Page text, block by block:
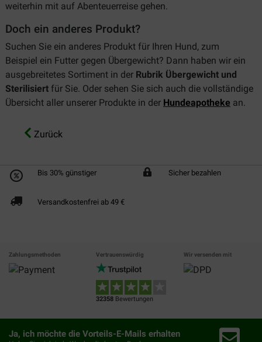
weiterhin mit auf Abenteuerreise gehen.
Doch ein anderes Produkt?
Suchen Sie ein anderes Produkt für Ihren Hund, zum
Beispiel ein Futter gegen Übergewicht? Dann haben wir ein
ausgebreitetes Sortiment in der Rubrik Übergewicht und
Sterilisiert für Sie. Oder sehen Sie sich auch die vollständige
Übersicht aller unserer Produkte in der Hundeapotheke an.
Zurück
Bis 30% günstiger Sicher bezahlen
Versandkostenfrei ab 49 €
Zahlungsmethoden Vertrauenswürdig
32358 Bewertungen
Wir versenden mit
Ja, ich möchte die Vorteils-E-Mails erhalten